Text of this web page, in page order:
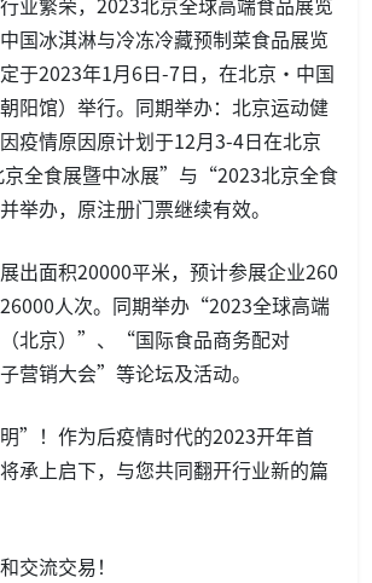
国冰淇淋与冷冻冷藏预制菜食品展览
于2023年1月6日-7日，在北京·中国
阳馆）举行。同期举办：北京运动健
疫情原因原计划于12月3-4日在北京
全食展暨中冰展”与“2023北京全食
举办，原注册门票继续有效。
出面积20000平米，预计参展企业260
人次。同期举办“2023全球高端
北京）”、“国际食品商务配对
销大会”等论坛及活动。
”！作为后疫情时代的2023开年首
承上启下，与您共同翻开行业新的篇
交流交易！